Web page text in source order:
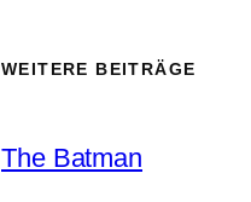
WEITERE BEITRÄGE
The Batman